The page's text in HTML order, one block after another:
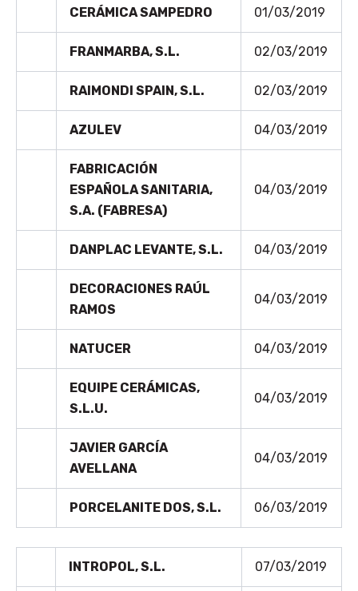
CERÁMICA SAMPEDRO 01/03/2019
FRANMARBA, S.L. 02/03/2019
RAIMONDI SPAIN, S.L. 02/03/2019
AZULEV 04/03/2019
FABRICACIÓN
ESPAÑOLA SANITARIA,
S.A. (FABRESA)
04/03/2019
DANPLAC LEVANTE, S.L. 04/03/2019
DECORACIONES RAÚL
RAMOS
04/03/2019
NATUCER 04/03/2019
EQUIPE CERÁMICAS,
S.L.U.
04/03/2019
JAVIER GARCÍA
AVELLANA
04/03/2019
PORCELANITE DOS, S.L. 06/03/2019
INTROPOL, S.L. 07/03/2019